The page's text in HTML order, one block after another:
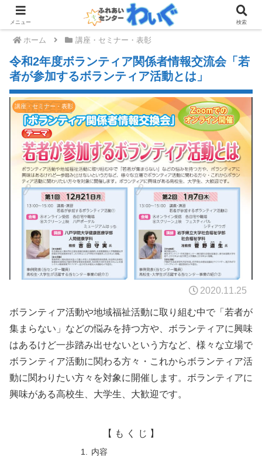
ホーム 講座・セミナー・表彰
令和2年度ボランティア関係者情報交流会「若
者が参加するボランティア活動とは」
講座・セミナー・表彰
2020.11.25
ボランティア活動や地域福祉活動に取り組む中で「若者が
集まらない」などの悩みを持つ方や、ボランティアに興味
はあるけど一歩踏み出せないという方など、様々な立場で
ボランティア活動に関わる方々・これからボランティア活
動に関わりたい方々を対象に開催します。ボランティアに
興味がある高校生、大学生、大歓迎です。
【 も く じ 】
内容
メニュー 検索